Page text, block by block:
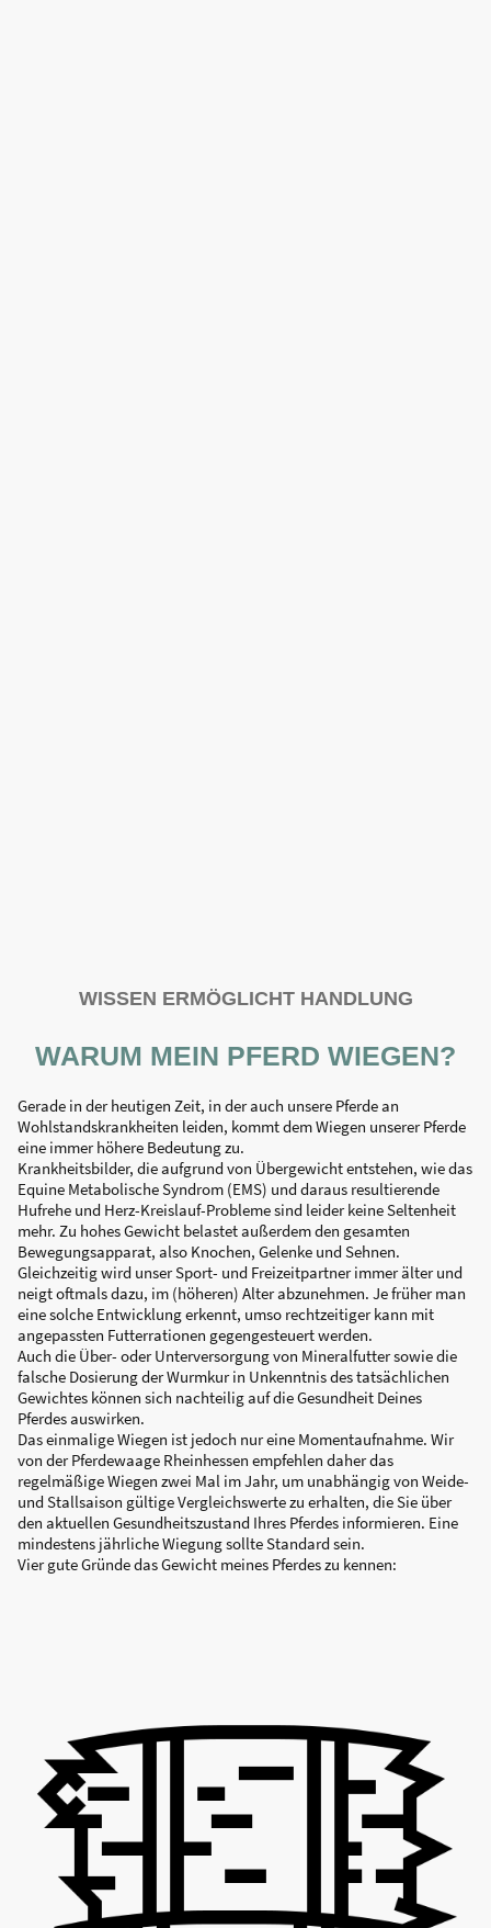
WISSEN ERMÖGLICHT HANDLUNG
WARUM MEIN PFERD WIEGEN?
Gerade in der heutigen Zeit, in der auch unsere Pferde an
Wohlstandskrankheiten leiden, kommt dem Wiegen unserer Pferde
eine immer höhere Bedeutung zu.
Krankheitsbilder, die aufgrund von Übergewicht entstehen, wie das
Equine Metabolische Syndrom (EMS) und daraus resultierende
Hufrehe und Herz-Kreislauf-Probleme sind leider keine Seltenheit
mehr. Zu hohes Gewicht belastet außerdem den gesamten
Bewegungsapparat, also Knochen, Gelenke und Sehnen.
Gleichzeitig wird unser Sport- und Freizeitpartner immer älter und
neigt oftmals dazu, im (höheren) Alter abzunehmen. Je früher man
eine solche Entwicklung erkennt, umso rechtzeitiger kann mit
angepassten Futterrationen gegengesteuert werden.
Auch die Über- oder Unterversorgung von Mineralfutter sowie die
falsche Dosierung der Wurmkur in Unkenntnis des tatsächlichen
Gewichtes können sich nachteilig auf die Gesundheit Deines
Pferdes auswirken.
Das einmalige Wiegen ist jedoch nur eine Momentaufnahme. Wir
von der Pferdewaage Rheinhessen empfehlen daher das
regelmäßige Wiegen zwei Mal im Jahr, um unabhängig von Weide-
und Stallsaison gültige Vergleichswerte zu erhalten, die Sie über
den aktuellen Gesundheitszustand Ihres Pferdes informieren. Eine
mindestens jährliche Wiegung sollte Standard sein.
Vier gute Gründe das Gewicht meines Pferdes zu kennen: